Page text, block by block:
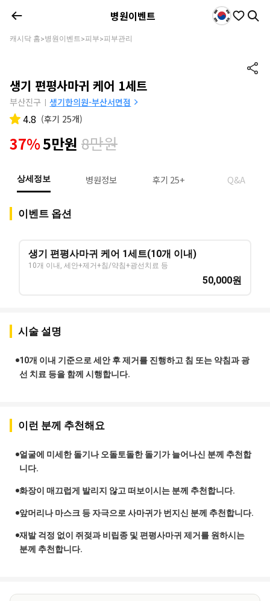
병원이벤트
캐시닥 홈>병원이벤트>피부>피부관리
생기 편평사마귀 케어 1세트
부산진구 | 생기한의원-부산서면점
4.8 (후기 25개)
37%5만원 8만원
상세정보 병원정보 후기 25+ Q&A
이벤트 옵션
생기 편평사마귀 케어 1세트(10개 이내)
10개 이내, 세안+제거+침/약침+광선치료 등
50,000원
시술 설명
10개 이내 기준으로 세안 후 제거를 진행하고 침 또는 약침과 광
선 치료 등을 함께 시행합니다.
이런 분께 추천해요
얼굴에 미세한 돌기나 오돌토돌한 돌기가 늘어나신 분께 추천합
니다.
화장이 매끄럽게 발리지 않고 떠보이시는 분께 추천합니다.
앞머리나 마스크 등 자극으로 사마귀가 번지신 분께 추천합니다.
재발 걱정 없이 쥐젖과 비립종 및 편평사마귀 제거를 원하시는
분께 추천합니다.